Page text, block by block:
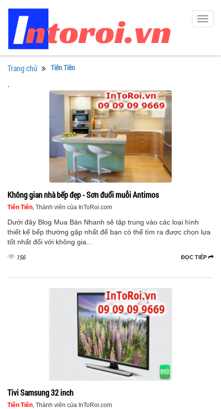
Trang chủ Tiên Tiên
.
Không gian nhà bếp đẹp - Sơn đuổi muỗi Antimos
Tiên Tiên , Thành viên của InToRoi.com
Dưới đây Blog Mua Bán Nhanh sẽ tập trung vào các loại hình
thiết kế bếp thường gặp nhất để bạn có thể tìm ra được chọn lựa
tốt nhất đối với không gia...
ĐỌC TIẾP
156
Tivi Samsung 32 inch
Tiên Tiên , Thành viên của InToRoi.com